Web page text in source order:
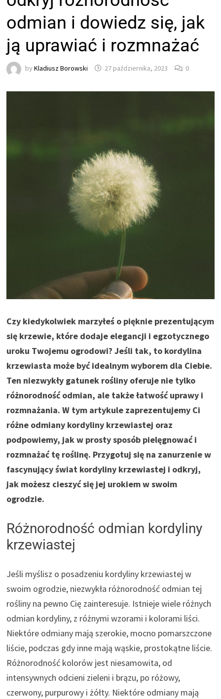
odmian i dowiedz się, jak
ją uprawiać i rozmnażać
byKladiusz Borowski 27 października, 2023 0
Czy kiedykolwiek marzyłeś o pięknie prezentującym
się krzewie, które dodaje elegancji i egzotycznego
uroku Twojemu ogrodowi? Jeśli tak, to kordylina
krzewiasta może być idealnym wyborem dla Ciebie.
Ten niezwykły gatunek rośliny oferuje nie tylko
różnorodność odmian, ale także łatwość uprawy i
rozmnażania. W tym artykule zaprezentujemy Ci
różne odmiany kordyliny krzewiastej oraz
podpowiemy, jak w prosty sposób pielęgnować i
rozmnażać tę roślinę. Przygotuj się na zanurzenie w
fascynujący świat kordyliny krzewiastej i odkryj,
jak możesz cieszyć się jej urokiem w swoim
ogrodzie.
Różnorodność odmian kordyliny
krzewiastej
Jeśli myślisz o posadzeniu kordyliny krzewiastej w
swoim ogrodzie, niezwykła różnorodność odmian tej
rośliny na pewno Cię zainteresuje. Istnieje wiele różnych
odmian kordyliny, z różnymi wzorami i kolorami liści.
Niektóre odmiany mają szerokie, mocno pomarszczone
liście, podczas gdy inne mają wąskie, prostokątne liście.
Różnorodność kolorów jest niesamowita, od
intensywnych odcieni zieleni i brązu, po różowy,
czerwony, purpurowy i żółty. Niektóre odmiany mają